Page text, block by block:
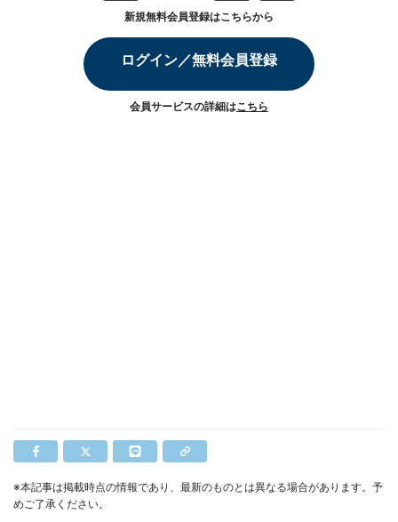
新規無料会員登録はこちらから
ログイン／無料会員登録
会員サービスの詳細はこちら
※本記事は掲載時点の情報であり、最新のものとは異なる場合があります。予
めご了承ください。